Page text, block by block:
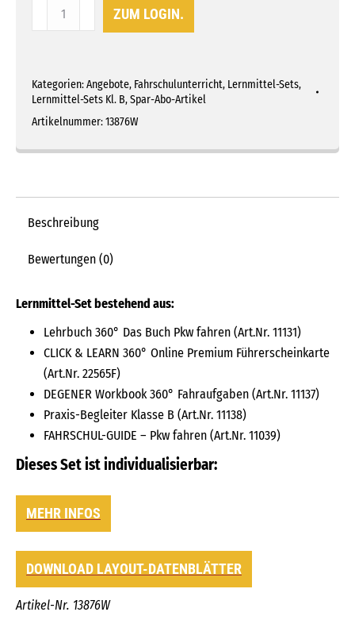
360°
WORKBOOK
Menge
ZUM LOGIN.
Kategorien:Angebote, Fahrschulunterricht, Lernmittel-Sets,
Lernmittel-Sets Kl. B,Spar-Abo-Artikel
Artikelnummer:13876W
Beschreibung
Bewertungen (0)
Lernmittel-Set bestehend aus:
Lehrbuch 360° Das Buch Pkw fahren (Art.Nr. 11131)
CLICK & LEARN 360° Online Premium Führerscheinkarte
(Art.Nr. 22565F)
DEGENER Workbook 360° Fahraufgaben (Art.Nr. 11137)
Praxis-Begleiter Klasse B (Art.Nr. 11138)
FAHRSCHUL-GUIDE – Pkw fahren (Art.Nr. 11039)
Dieses Set ist individualisierbar:
MEHR INFOS
DOWNLOAD LAYOUT-DATENBLÄTTER
Artikel-Nr. 13876W